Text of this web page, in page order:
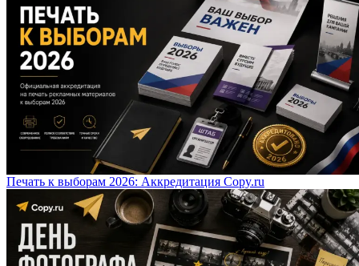
Печать к выборам 2026: Аккредитация Copy.ru